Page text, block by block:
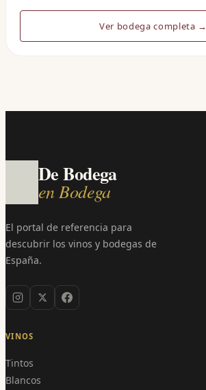
Ver bodega completa →
De Bodega
en Bodega
El portal de referencia para
descubrir los vinos y bodegas de
España.
VINOS
Tintos
Blancos